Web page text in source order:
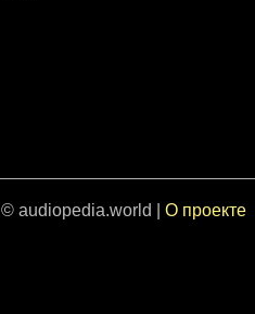
© audiopedia.world | О проекте